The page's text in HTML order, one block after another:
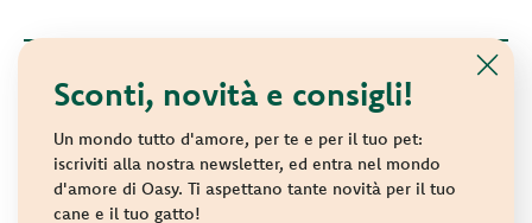
Sconti, novità e consigli!
Un mondo tutto d'amore, per te e per il tuo pet:
iscriviti alla nostra newsletter, ed entra nel mondo
d'amore di Oasy. Ti aspettano tante novità per il tuo
cane e il tuo gatto!
© 2021 Oasy. All rights reserved.
Wonderfood S.p.A. Strada dei Censiti, 2 - 47891 Repubblica
di San Marino - C.o.E. SM 04018
Privacy policy-Cookie policy-Sitemap